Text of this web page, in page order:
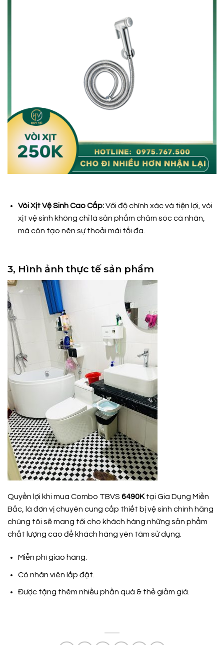
Vòi Xịt Vệ Sinh Cao Cấp:Với độ chính xác và tiện lợi, vòi
xịt vệ sinh không chỉ là sản phẩm chăm sóc cá nhân,
mà còn tạo nên sự thoải mái tối đa.
3, Hình ảnh thực tế sản phẩm
Quyền lợi khi mua Combo TBVS 6490Ktại Gia Dụng Miền
Bắc, là đơn vị chuyên cung cấp thiết bị vệ sinh chính hãng
chúng tôi sẽ mang tới cho khách hàng những sản phẩm
chất lượng cao để khách hàng yên tâm sử dụng.
Miễn phí giao hàng.
Có nhân viên lắp đặt.
Được tặng thêm nhiều phần quà & thẻ giảm giá.